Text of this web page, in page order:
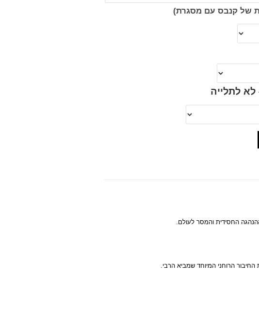
של קנבס עם מסגרת)
לתלייה
החסידית והמסר לעולם.
הרוחני המיוחד שמביא הרבי.